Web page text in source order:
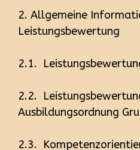
2. Allgemeine
Leistungsbewertung
2.1.
2.2.
Ausbildungsordnung
2.3.